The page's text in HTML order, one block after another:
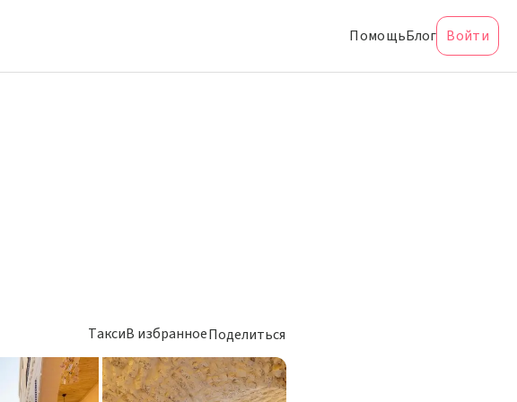
ПомощьБлог Войти
ТаксиВ избранноеПоделиться